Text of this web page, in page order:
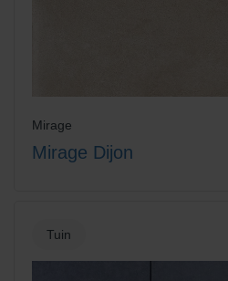
Mirage
Mirage Dijon
Tuin